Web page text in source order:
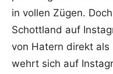
in vollen Zügen.
Schottland auf
von Hatern direkt
wehrt sich auf